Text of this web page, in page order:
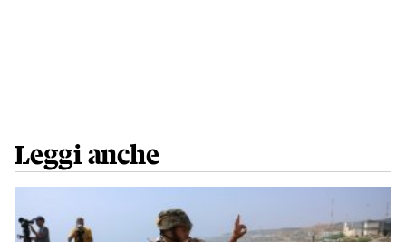
Leggi anche